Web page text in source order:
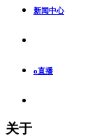
新闻中心
o直播
关于